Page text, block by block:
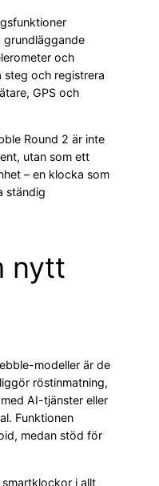
grundläggande
och
steg och registrera
GPS och
Round 2 är inte
utan som ett
– en klocka som
ständig
nytt
modeller är de
röstinmatning,
AI-tjänster eller
Funktionen
medan stöd för
i allt